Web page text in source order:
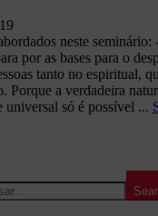
neste
por as bases para o
tanto no espiritual,
Porque a verdadeira
universal só é possível ...